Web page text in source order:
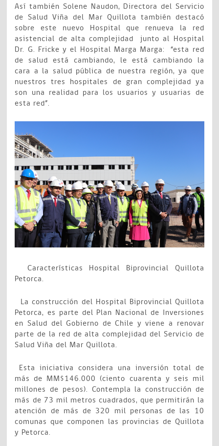
Así también Solene Naudon, Directora del Servicio
de Salud Viña del Mar Quillota también destacó
sobre este nuevo Hospital que renueva la red
asistencial de alta complejidad junto al Hospital
Dr. G. Fricke y el Hospital Marga Marga: “esta red
de salud está cambiando, le está cambiando la
cara a la salud pública de nuestra región, ya que
nuestros tres hospitales de gran complejidad ya
son una realidad para los usuarios y usuarias de
esta red”.
Características Hospital Biprovincial Quillota
Petorca.
La construcción del Hospital Biprovincial Quillota
Petorca, es parte del Plan Nacional de Inversiones
en Salud del Gobierno de Chile y viene a renovar
parte de la red de alta complejidad del Servicio de
Salud Viña del Mar Quillota.
Esta iniciativa considera una inversión total de
más de MM$146.000 (ciento cuarenta y seis mil
millones de pesos). Contempla la construcción de
más de 73 mil metros cuadrados, que permitirán la
atención de más de 320 mil personas de las 10
comunas que componen las provincias de Quillota
y Petorca.